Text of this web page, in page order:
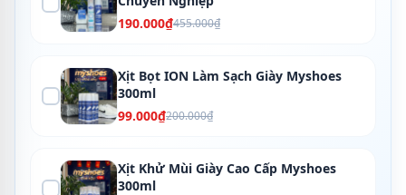
190.000₫455.000₫
Xịt Bọt ION Làm Sạch Giày Myshoes
300ml
99.000₫200.000₫
Xịt Khử Mùi Giày Cao Cấp Myshoes
300ml